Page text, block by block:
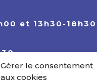
Gérer le consentement
aux cookies
et 13h30-18h30